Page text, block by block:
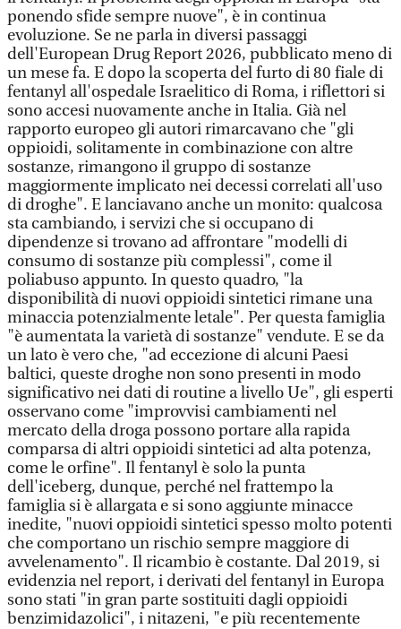
ponendo sfide sempre nuove", è in continua
evoluzione. Se ne parla in diversi passaggi
dell'European Drug Report 2026, pubblicato meno di
un mese fa. E dopo la scoperta del furto di 80 fiale di
fentanyl all'ospedale Israelitico di Roma, i riflettori si
sono accesi nuovamente anche in Italia. Già nel
rapporto europeo gli autori rimarcavano che "gli
oppioidi, solitamente in combinazione con altre
sostanze, rimangono il gruppo di sostanze
maggiormente implicato nei decessi correlati all'uso
di droghe". E lanciavano anche un monito: qualcosa
sta cambiando, i servizi che si occupano di
dipendenze si trovano ad affrontare "modelli di
consumo di sostanze più complessi", come il
poliabuso appunto. In questo quadro, "la
disponibilità di nuovi oppioidi sintetici rimane una
minaccia potenzialmente letale". Per questa famiglia
"è aumentata la varietà di sostanze" vendute. E se da
un lato è vero che, "ad eccezione di alcuni Paesi
baltici, queste droghe non sono presenti in modo
significativo nei dati di routine a livello Ue", gli esperti
osservano come "improvvisi cambiamenti nel
mercato della droga possono portare alla rapida
comparsa di altri oppioidi sintetici ad alta potenza,
come le orfine". Il fentanyl è solo la punta
dell'iceberg, dunque, perché nel frattempo la
famiglia si è allargata e si sono aggiunte minacce
inedite, "nuovi oppioidi sintetici spesso molto potenti
che comportano un rischio sempre maggiore di
avvelenamento". Il ricambio è costante. Dal 2019, si
evidenzia nel report, i derivati del fentanyl in Europa
sono stati "in gran parte sostituiti dagli oppioidi
benzimidazolici", i nitazeni, "e più recentemente